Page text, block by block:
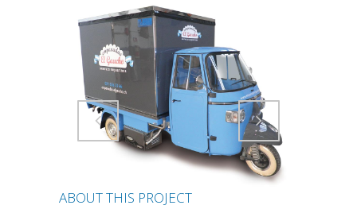
Attiva comando Attiva comando
ABOUT THIS PROJECT